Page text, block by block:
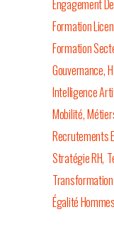
Engagement
Formation
Formation
Gouvernance
Intelligence
Mobilité
Recrutements
Stratégie RH
Égalité